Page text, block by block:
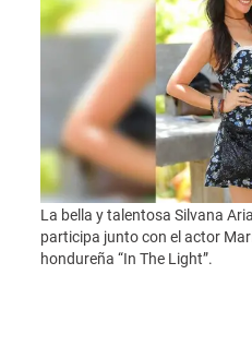
La bella y talentosa Silvana
participa junto con el actor
hondureña “In The Light”.